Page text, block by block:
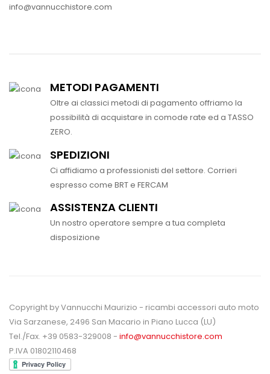
info@vannucchistore.com
METODI PAGAMENTI
Oltre ai classici metodi di pagamento offriamo la
possibilità di acquistare in comode rate ed a TASSO
ZERO.
SPEDIZIONI
Ci affidiamo a professionisti del settore. Corrieri
espresso come BRT e FERCAM
ASSISTENZA CLIENTI
Un nostro operatore sempre a tua completa
disposizione
Copyright by Vannucchi Maurizio - ricambi accessori auto moto
Via Sarzanese, 2496 San Macario in Piano Lucca (LU)
Tel./Fax. +39 0583-329008 - info@vannucchistore.com
P.IVA 01802110468